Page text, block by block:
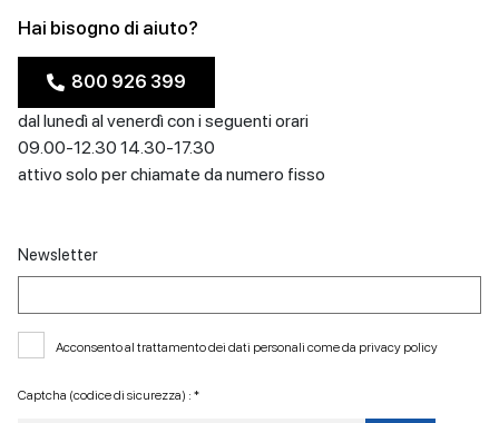
Hai bisogno di aiuto?
800 926 399
dal lunedì al venerdì con i seguenti orari
09.00-12.30 14.30-17.30
attivo solo per chiamate da numero fisso
Newsletter
Acconsento al trattamento dei dati personali come da privacy policy
Captcha (codice di sicurezza) : *